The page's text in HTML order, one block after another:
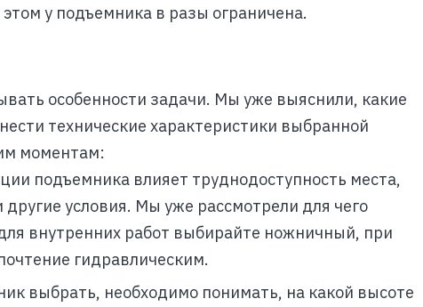
у подъемника в разы ограничена.
особенности задачи. Мы уже выяснили, какие
технические характеристики выбранной
моментам:
подъемника влияет труднодоступность места,
условия. Мы уже рассмотрели для чего
внутренних работ выбирайте ножничный, при
гидравлическим.
выбрать, необходимо понимать, на какой высоте